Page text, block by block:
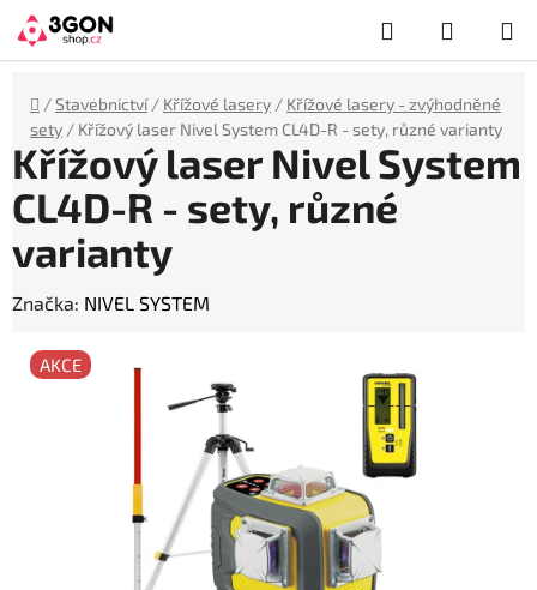
Přejít
na
obsah
Hledat
KOŠÍK
Domů
/Stavebnictví / Křížové lasery / Křížové lasery - zvýhodněné
sety / Křížový laser Nivel System CL4D-R - sety, různé varianty
Křížový laser Nivel System
CL4D-R - sety, různé
varianty
Značka: NIVEL SYSTEM
AKCE